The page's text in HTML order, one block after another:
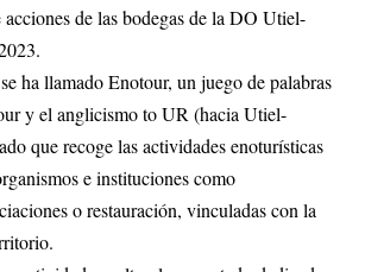
acciones de las bodegas de la DO Utiel-
ha llamado Enotour, un juego de palabras
y el anglicismo to UR (hacia Utiel-
que recoge las actividades enoturísticas
e instituciones como
o restauración, vinculadas con la